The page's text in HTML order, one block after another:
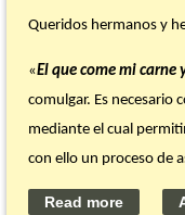
P. Ángel
Queridos hermanos y
«El que come mi carne
comulgar. Es necesario
mediante el cual
con ello un proceso de
sanar y alimentar